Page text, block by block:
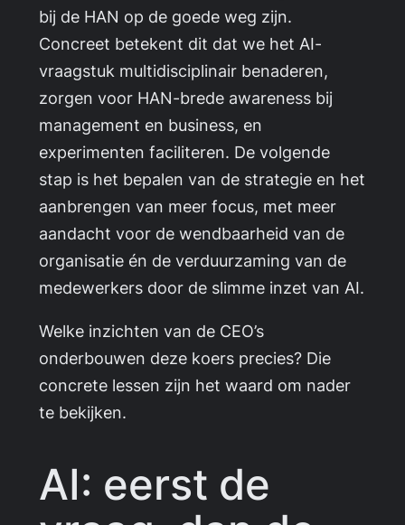
bij de HAN op de goede weg zijn.
Concreet betekent dit dat we het AI-
vraagstuk multidisciplinair benaderen,
zorgen voor HAN-brede awareness bij
management en business, en
experimenten faciliteren. De volgende
stap is het bepalen van de strategie en het
aanbrengen van meer focus, met meer
aandacht voor de wendbaarheid van de
organisatie én de verduurzaming van de
medewerkers door de slimme inzet van AI.
Welke inzichten van de CEO’s
onderbouwen deze koers precies? Die
concrete lessen zijn het waard om nader
te bekijken.
AI: eerst de